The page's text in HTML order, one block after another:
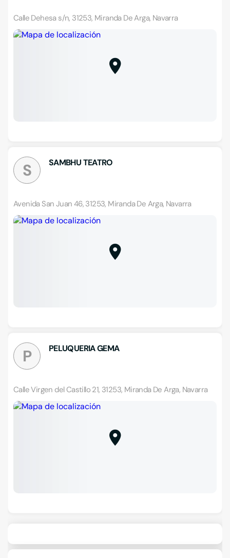
Calle Dehesa s/n, 31253, Miranda De Arga, Navarra
S SAMBHU TEATRO
Avenida San Juan 46, 31253, Miranda De Arga, Navarra
P PELUQUERIA GEMA
Calle Virgen del Castillo 21, 31253, Miranda De Arga, Navarra